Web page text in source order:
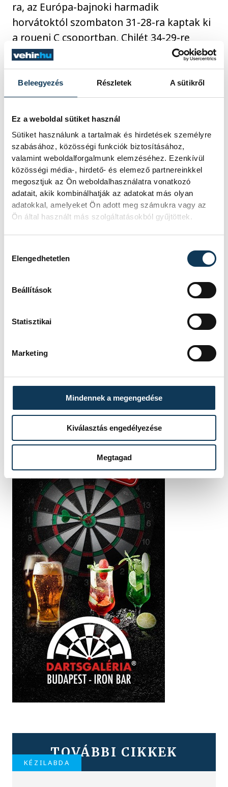
Beleegyezés Részletek A sütikről
Ez a weboldal sütiket használ
Sütiket használunk a tartalmak és hirdetések személyre
szabásához, közösségi funkciók biztosításához,
valamint weboldalforgalmunk elemzéséhez. Ezenkívül
közösségi média-, hirdető- és elemező partnereinkkel
megosztjuk az Ön weboldalhasználatra vonatkozó
adatait, akik kombinálhatják az adatokat más olyan
adatokkal, amelyeket Ön adott meg számukra vagy az
Ön által használt más szolgáltatásokból gyűjtöttek.
Elengedhetetlen
Beállítások
Statisztikai
Marketing
Mindennek a megengedése
Kiválasztás engedélyezése
Megtagad
ra, az Európa-bajnoki harmadik
horvátoktól szombaton 31-28-ra kaptak ki
a roueni C csoportban, Chilét 34-29-re
legyőzték hétfőn, a következő ellenfelük
pedig Szaúd-Arábia csapata lesz szerdán
14 órától. A hatcsapatos csoport első négy
helyezettje jut tovább a nyolcaddöntőbe,
az ötödik és a hatodik az alsóházban az
Elnök Kupáért folytathatja szereplését. A
magyar együttes pénteken
Fehéroroszország együttesével zárja a
világbajnokság első fázisát.
sport kézilabda ország-világ
TOVÁBBI CIKKEK
KÉZILABDA